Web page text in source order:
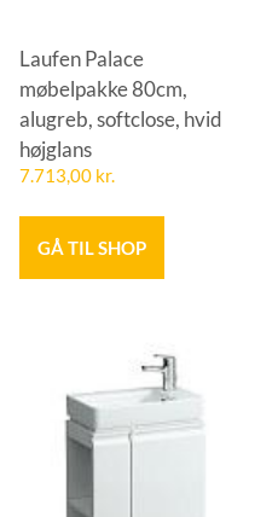
Laufen Palace
møbelpakke 80cm,
alugreb, softclose, hvid
højglans
7.713,00 kr.
GÅ TIL SHOP